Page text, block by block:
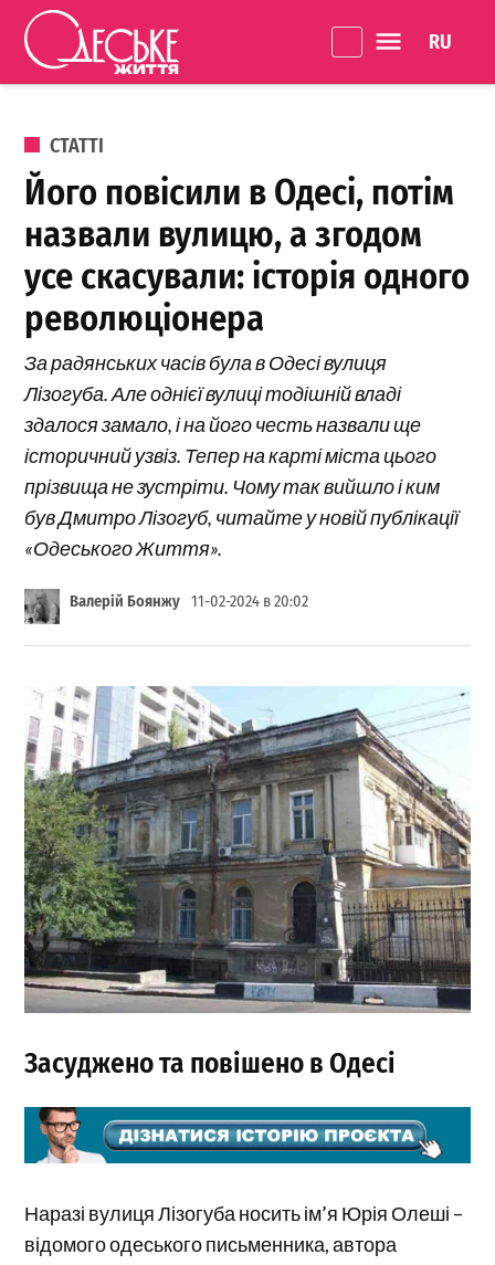
Перейти до вмісту
Життя
ОПУБЛІКОВАНО В
СТАТТІ
Його повісили в Одесі, потім
назвали вулицю, а згодом
усе скасували: історія одного
революціонера
За радянських часів була в Одесі вулиця
Лізогуба. Але однієї вулиці тодішній владі
здалося замало, і на його честь назвали ще
історичний узвіз. Тепер на карті міста цього
прізвища не зустріти. Чому так вийшло і ким
був Дмитро Лізогуб, читайте у новій публікації
«Одеського Життя».
Валерій Боянжу 11-02-2024 в 20:02
Засуджено та повішено в Одесі
Наразі вулиця Лізогуба носить ім’я Юрія Олеші –
відомого одеського письменника, автора